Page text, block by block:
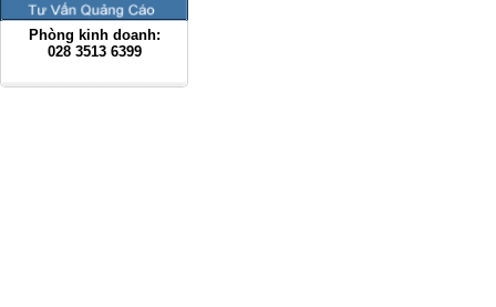
Phòng kinh doanh:
028 3513 6399